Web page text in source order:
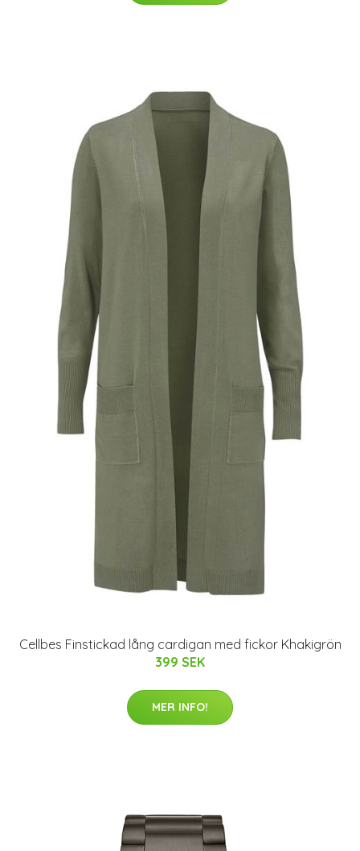
Cellbes Finstickad lång cardigan med fickor Khakigrön
399 SEK
MER INFO!